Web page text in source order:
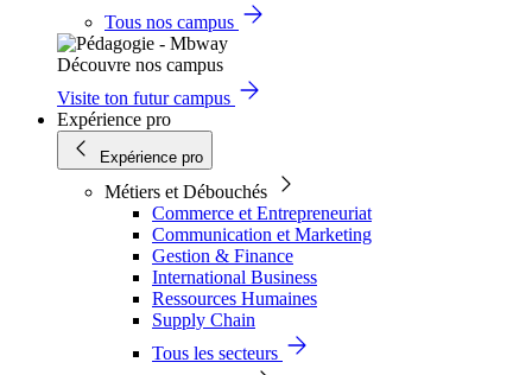
Tous nos campus
Découvre nos campus
Visite ton futur campus
Expérience pro
Expérience pro
Métiers et Débouchés
Commerce et Entrepreneuriat
Communication et Marketing
Gestion & Finance
International Business
Ressources Humaines
Supply Chain
Tous les secteurs